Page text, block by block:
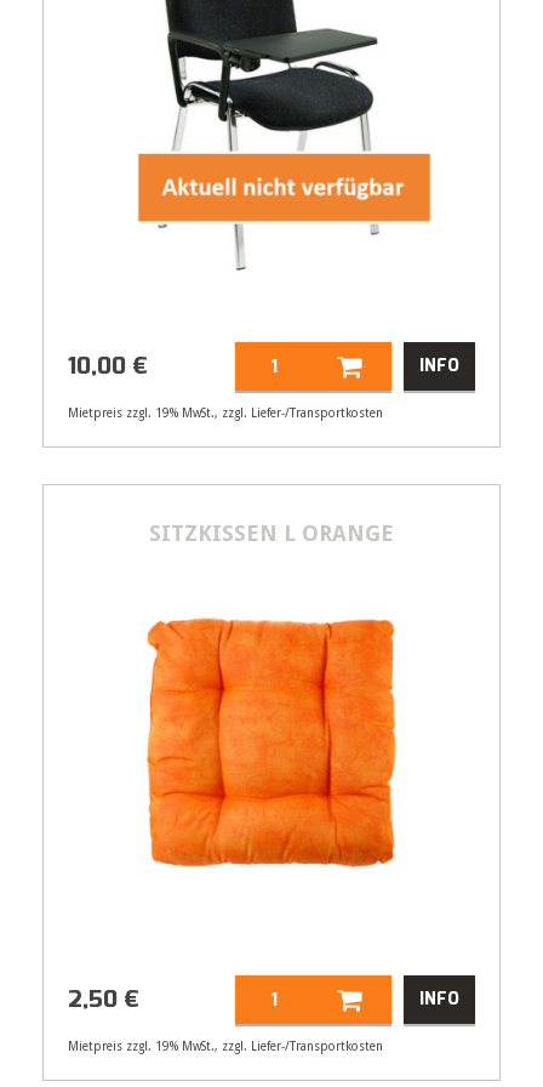
Artikelnummer 32176
10,00 € INFO
Mietpreis zzgl. 19% MwSt., zzgl. Liefer-/Transportkosten
SITZKISSEN L ORANGE
Artikelnummer
32137
2,50 € INFO
Mietpreis zzgl. 19% MwSt., zzgl. Liefer-/Transportkosten